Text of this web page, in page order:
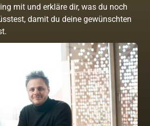
mit und erkläre dir, was du noch
damit du deine gewünschten